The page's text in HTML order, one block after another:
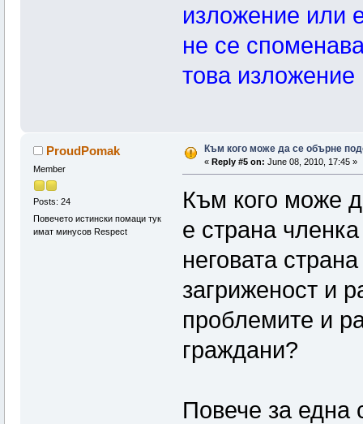
изложение или
не се
това
ProudPomak
Member
Posts: 24
Повечето истински помаци тук
имат минусов Respect
Към кого може да се обърне
« Reply #5 on: June 08, 2010, 17:45 »
Към кого може
е страна
неговата
загриженост и
проблемите и
граждани?
Повече за една